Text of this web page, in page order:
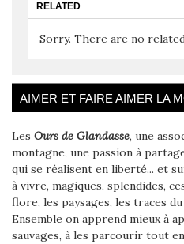
RELATED
Sorry. There are no
AIMER ET FAIRE AIMER LA
Les Ours de Glandasse, une
montagne, une passion à
qui se réalisent en liberté... et
à vivre, magiques, splendides,
flore, les paysages, les traces du
Ensemble on apprend mieux à
sauvages, à les parcourir tout